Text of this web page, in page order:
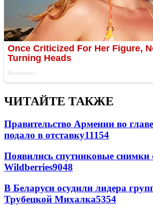
ЧИТАЙТЕ ТАКЖЕ
Правительство Армении во
подало в отставку11154
Появились спутниковые снимки
Wildberries9048
В Беларуси осудили лидера
Трубецкой Михалка5354